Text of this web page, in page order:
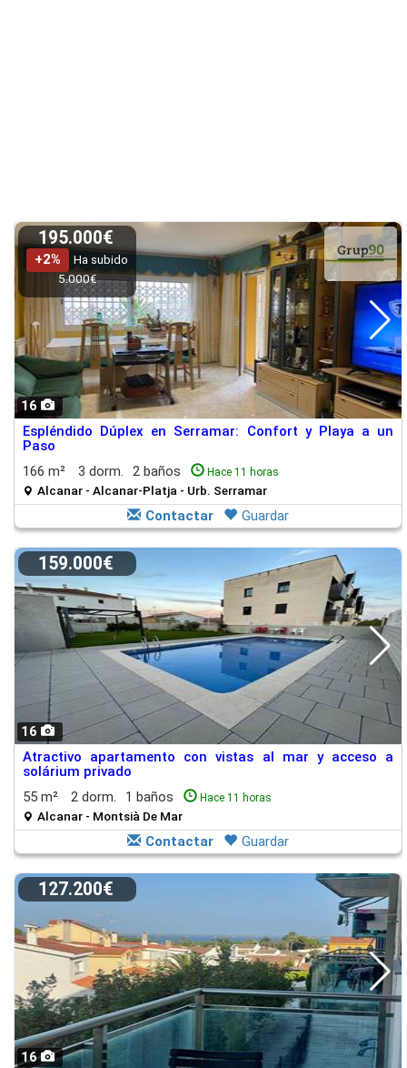
16
195.000€
+2%
Ha subido
5.000€
Espléndido Dúplex en Serramar: Confort y Playa a un
Paso
166 m²
3 dorm. 2 baños Hace 11 horas
Alcanar - Alcanar-Platja - Urb. Serramar
Contactar Guardar
16
159.000€
Atractivo apartamento con vistas al mar y acceso a
solárium privado
55 m²
2 dorm. 1 baños Hace 11 horas
Alcanar - Montsià De Mar
Contactar Guardar
16
127.200€